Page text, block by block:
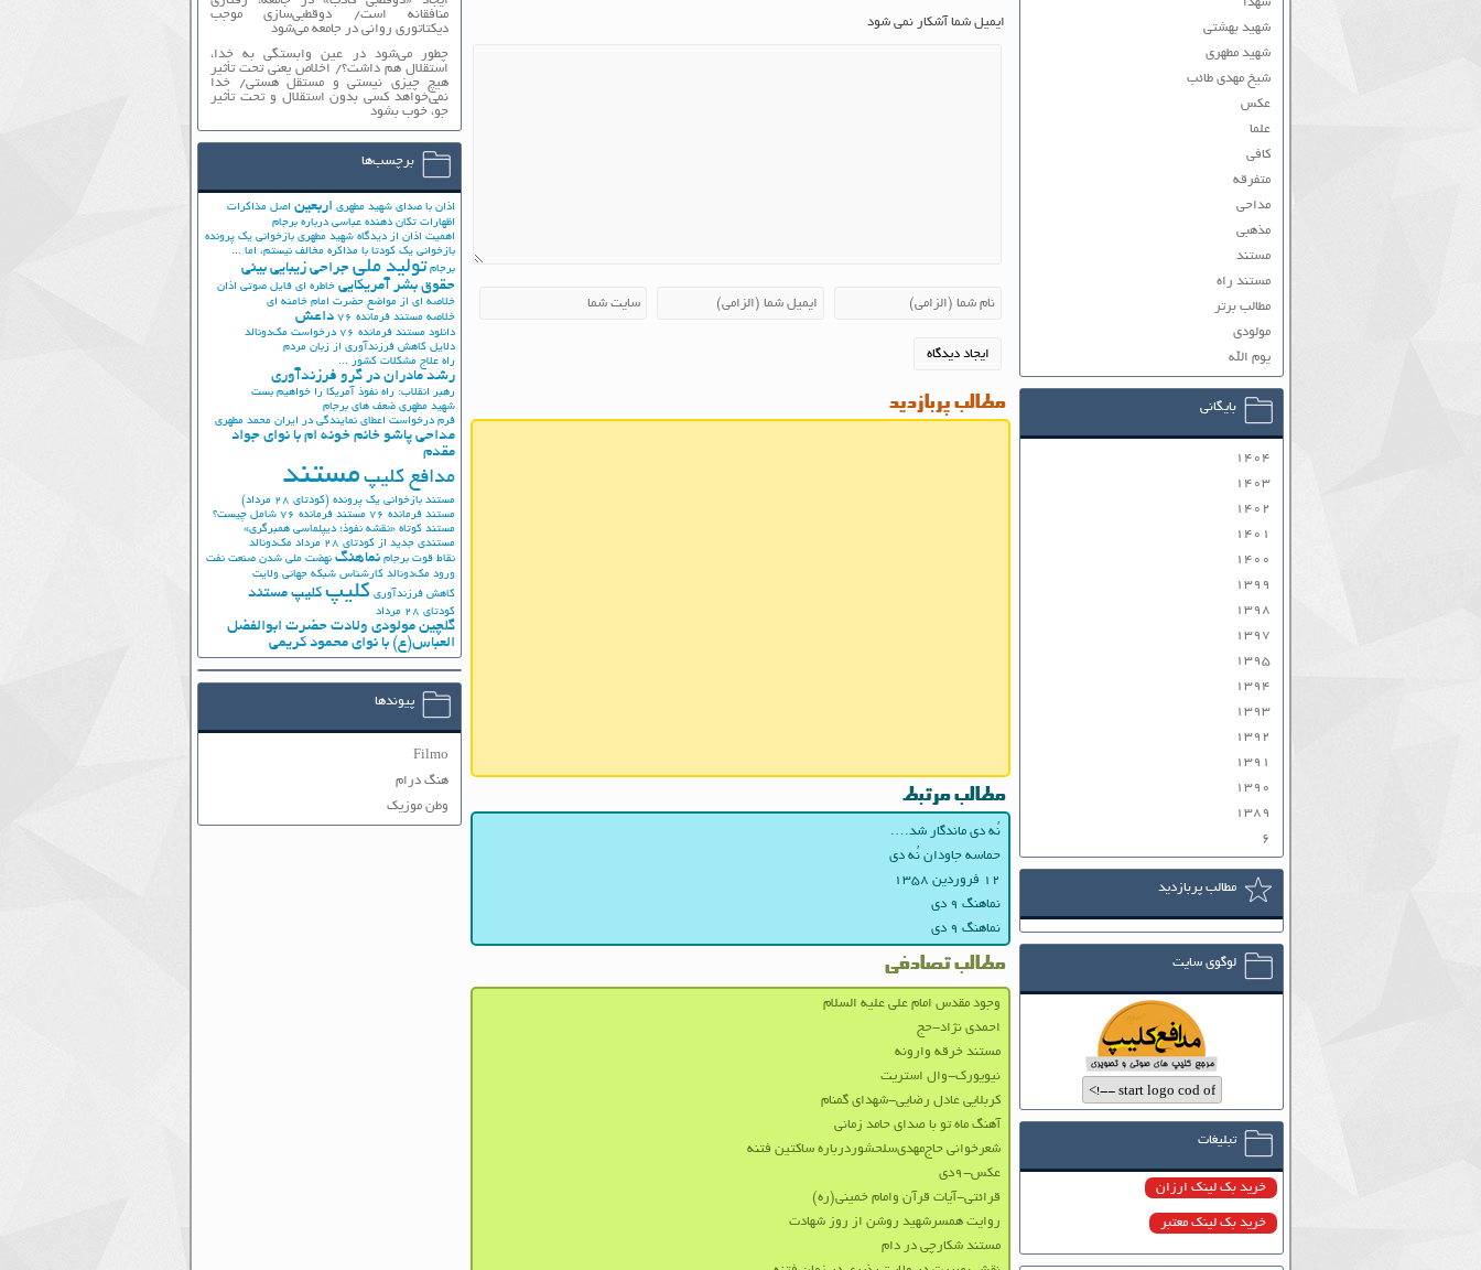
ایمیل شما آشکار نمی شود
مطالب پربازدید
مطالب مرتبط
نُه دی ماندگار شد….
حماسه جاودان نُه دی
۱۲ فروردین ۱۳۵۸
نماهنگ ۹ دی
نماهنگ ۹ دی
مطالب تصادفی
وجود مقدس امام علی علیه السلام
احمدی نژاد-حج
مستند خرقه وارونه
نیویورک-وال استریت
کربلایی عادل رضایی-شهدای گمنام
آهنگ ماه تو با صدای حامد زمانی
شعرخوانی حاج‌مهدی‌سلحشوردرباره ساکتین فتنه
عکس-۹دی
قرائتی-آیات قرآن وامام خمینی(ره)
روایت همسرشهید روشن از روز شهادت
مستند شکارچی در دام
شهید بهشتی
شهید مطهری
شیخ مهدی طائب
عکس
علما
کافی
متفرقه
مداحی
مذهبی
مستند
مستند راه
مطالب برتر
مولودی
یوم الله
بایگانی
۱۴۰۴
۱۴۰۳
۱۴۰۲
۱۴۰۱
۱۴۰۰
۱۳۹۹
۱۳۹۸
۱۳۹۷
۱۳۹۵
۱۳۹۴
۱۳۹۳
۱۳۹۲
۱۳۹۱
۱۳۹۰
۱۳۸۹
۶
مطالب پربازدید
لوگوی سایت
تبلیغات
خرید بک لینک ارزان
خرید بک لینک معتبر
منافقانه است/ دوقطبی‌سازی موجب
دیکتاتوری روانی در جامعه می‌شود
چطور می‌شود در عین وابستگی به خدا،
استقلال هم داشت؟/ اخلاص یعنی تحت تأثیر
هیچ چیزی نیستی و مستقل هستی/ خدا
نمی‌خواهد کسی بدون استقلال و تحت تأثیر
جوّ، خوب بشود
برچسب‌ها
اذان با صدای شهید مطهری اربعین اصل مذاکرات
اظهارات تکان دهنده عباسی درباره برجام
اهمیت اذان از دیدگاه شهید مطهری بازخوانی یک پرونده
بازخوانی یک کودتا با مذاکره مخالف نیستم، اما ...
برجام تولید ملی جراحی زیبایی بینی
حقوق بشر آمریکایی خاطره ای فایل صوتی اذان
خلاصه ای از مواضع حضرت امام خامنه ای
خلاصه مستند فرمانده 76
داعش
دانلود مستند فرمانده 76
درخواست مک‌دونالد
دلایل کاهش فرزندآوری از زبان مردم
راه علاج مشکلات کشور ...
رشد مادران در گرو فرزندآوری
رهبر انقلاب: راه نفوذ آمریکا را خواهیم بست
شهید مطهری ضعف های برجام
فرم درخواست اعطای نمایندگی در ایران محمد مطهری
مداحی پاشو خانم خونه ام با نوای جواد
مقدم
مدافع کلیپ مستند
مستند بازخوانی یک پرونده (کودتای 28 مرداد)
مستند فرمانده 76
مستند فرمانده 76 شامل چیست؟
مستند کوتاه «نقشه نفوذ؛ دیپلماسی همبرگری»
مستندی جدید از کودتای 28 مرداد
مک‌دونالد
نقاط قوت برجام نماهنگ نهضت ملي شدن صنعت نفت
ورود مک‌دونالد کارشناس شبکه جهانی ولایت
کاهش فرزندآوری کلیپ کلیپ مستند
کودتای 28 مرداد
گلچین مولودی ولادت حضرت ابوالفضل
العباس(ع) با نوای محمود کریمی
پیوندها
Filmo
هنگ درام
وطن موزیک